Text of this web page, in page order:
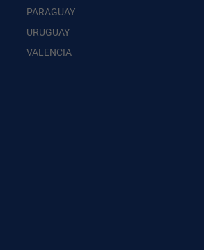
PARAGUAY
URUGUAY
VALENCIA